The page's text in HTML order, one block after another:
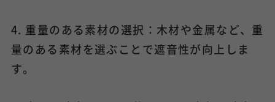
4. 重量のある素材の選択：木材や金属など、重
量のある素材を選ぶことで遮音性が向上しま
す。